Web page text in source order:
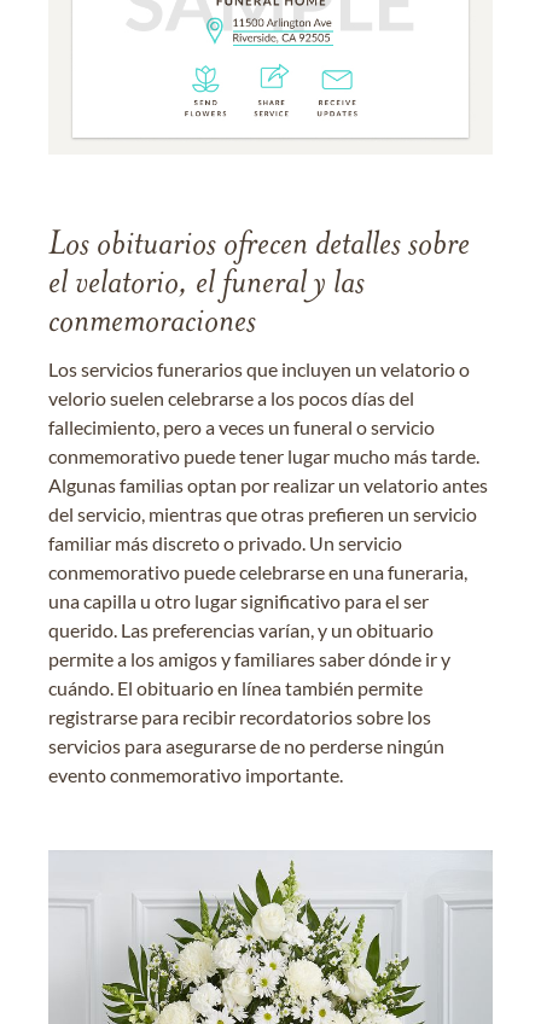
Los obituarios ofrecen detalles sobre
el velatorio, el funeral y las
conmemoraciones
Los servicios funerarios que incluyen un velatorio o
velorio suelen celebrarse a los pocos días del
fallecimiento, pero a veces un funeral o servicio
conmemorativo puede tener lugar mucho más tarde.
Algunas familias optan por realizar un velatorio antes
del servicio, mientras que otras prefieren un servicio
familiar más discreto o privado. Un servicio
conmemorativo puede celebrarse en una funeraria,
una capilla u otro lugar significativo para el ser
querido. Las preferencias varían, y un obituario
permite a los amigos y familiares saber dónde ir y
cuándo. El obituario en línea también permite
registrarse para recibir recordatorios sobre los
servicios para asegurarse de no perderse ningún
evento conmemorativo importante.